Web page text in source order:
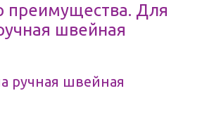
преимущества. Для
швейная
ручная швейная